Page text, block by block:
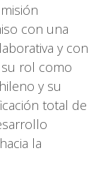
con una
y con
rol como
y su
total de
la